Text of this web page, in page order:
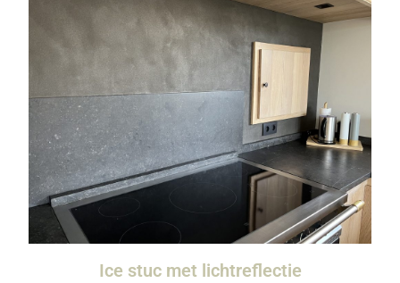
Ice stuc met lichtreflectie